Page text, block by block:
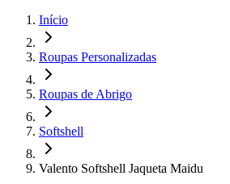
Início
Roupas Personalizadas
Roupas de Abrigo
Softshell
Valento Softshell Jaqueta Maidu